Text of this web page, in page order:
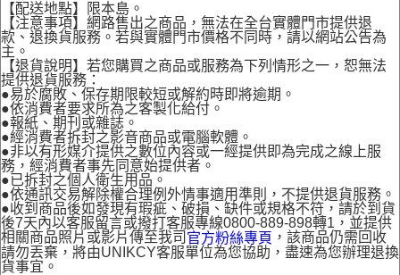
【配送地點】限本島。
【注意事項】網路售出之商品，無法在全台實體門市提供退
款、退換貨服務。若與實體門市價格不同時，請以網站公告為
主。
【退貨說明】若您購買之商品或服務為下列情形之一，恕無法
提供退貨服務：
●易於腐敗、保存期限較短或解約時即將逾期。
●依消費者要求所為之客製化給付。
●報紙、期刊或雜誌。
●經消費者拆封之影音商品或電腦軟體。
●非以有形媒介提供之數位內容或一經提供即為完成之線上服
務，經消費者事先同意始提供者。
●已拆封之個人衛生用品。
●依通訊交易解除權合理例外情事適用準則，不提供退貨服務。
●收到商品後如發現有瑕疵、破損、缺件或規格不符，請於到貨
後7天內以客服留言或撥打客服專線0800-889-898轉1，並提供
相關商品照片或影片傳至我司 官方粉絲專頁 ，該商品仍需回收
請勿丟棄，將由UNIKCY客服單位為您協助，盡速為您辦理退換
貨事宜。